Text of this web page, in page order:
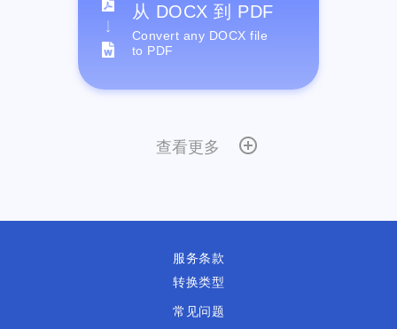
从 DOCX 到 PDF
Convert any DOCX file
to PDF
查看更多
服务条款
转换类型
常见问题